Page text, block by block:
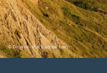
© Dmytro - stock.adobe.com